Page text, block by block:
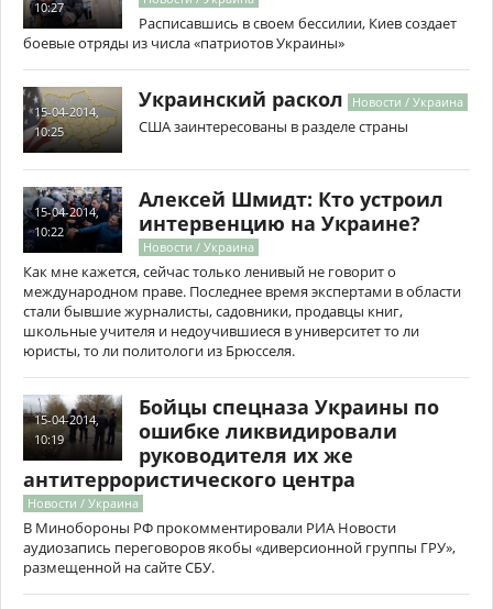
10:27
Расписавшись в своем бессилии, Киев создает
боевые отряды из числа «патриотов Украины»
15-04-2014,
10:25
Украинский раскол Новости / Украина
США заинтересованы в разделе страны
15-04-2014,
10:22
Алексей Шмидт: Кто устроил
интервенцию на Украине?
Новости / Украина
Как мне кажется, сейчас только ленивый не говорит о
международном праве. Последнее время экспертами в области
стали бывшие журналисты, садовники, продавцы книг,
школьные учителя и недоучившиеся в университет то ли
юристы, то ли политологи из Брюсселя.
15-04-2014,
10:19
Бойцы спецназа Украины по
ошибке ликвидировали
руководителя их же
антитеррористического центра
Новости / Украина
В Минобороны РФ прокомментировали РИА Новости
аудиозапись переговоров якобы «диверсионной группы ГРУ»,
размещенной на сайте СБУ.